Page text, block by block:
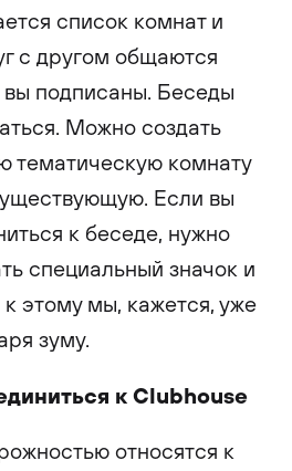
список комнат и
с другом общаются
подписаны. Беседы
Можно создать
тематическую комнату
Если вы
к беседе, нужно
специальный значок и
этому мы, кажется, уже
зуму.
к Clubhouse
относятся к